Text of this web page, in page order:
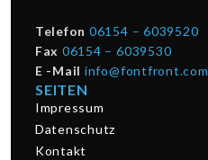
Telefon 06154 – 6039520
Fax 06154 – 6039530
E -Mail info@fontfront.com
SEITEN
Impressum
Datenschutz
Kontakt